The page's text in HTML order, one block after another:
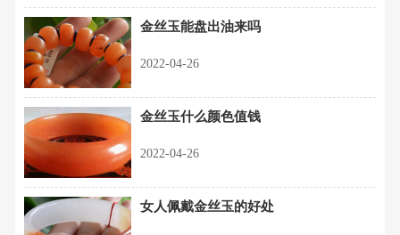
金丝玉能盘出油来吗
2022-04-26
金丝玉什么颜色值钱
2022-04-26
女人佩戴金丝玉的好处